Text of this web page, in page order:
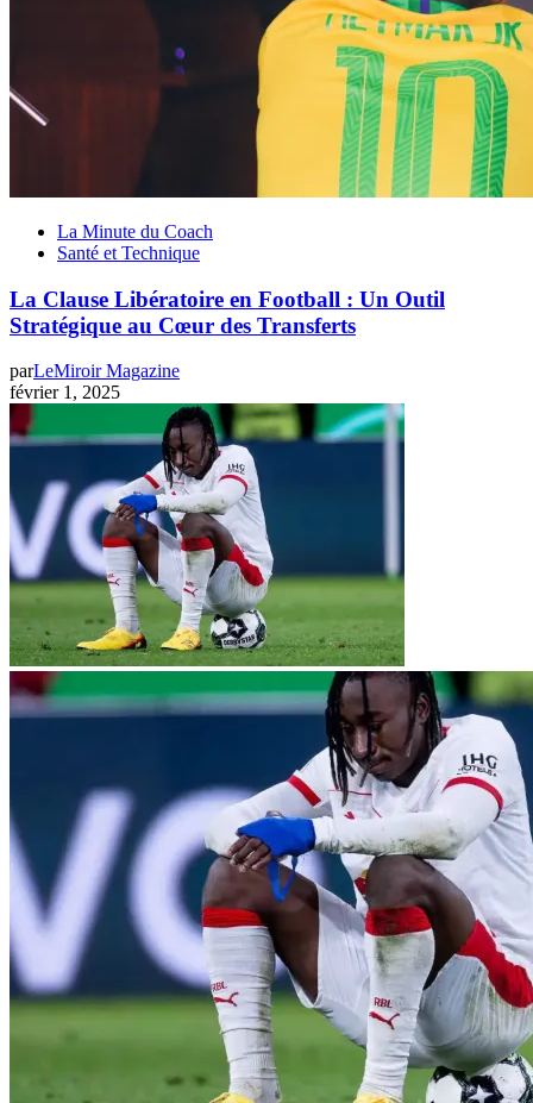
La Minute du Coach
Santé et Technique
La Clause Libératoire en Football : Un Outil
Stratégique au Cœur des Transferts
parLeMiroir Magazine
février 1, 2025